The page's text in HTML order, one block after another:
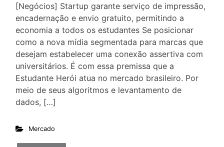
[Negócios] Startup garante serviço de impressão,
encadernação e envio gratuito, permitindo a
economia a todos os estudantes Se posicionar
como a nova mídia segmentada para marcas que
desejam estabelecer uma conexão assertiva com
universitários. É com essa premissa que a
Estudante Herói atua no mercado brasileiro. Por
meio de seus algoritmos e levantamento de
dados, […]
Mercado